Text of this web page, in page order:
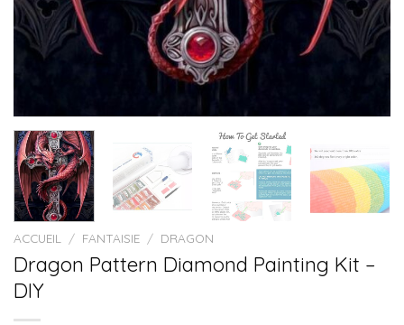
ACCUEIL / FANTAISIE / DRAGON
Dragon Pattern Diamond Painting Kit –
DIY